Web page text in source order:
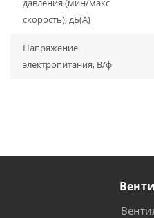
давления (мин/макс
скорость), дБ(A)
Напряжение
электропитания, В/ф